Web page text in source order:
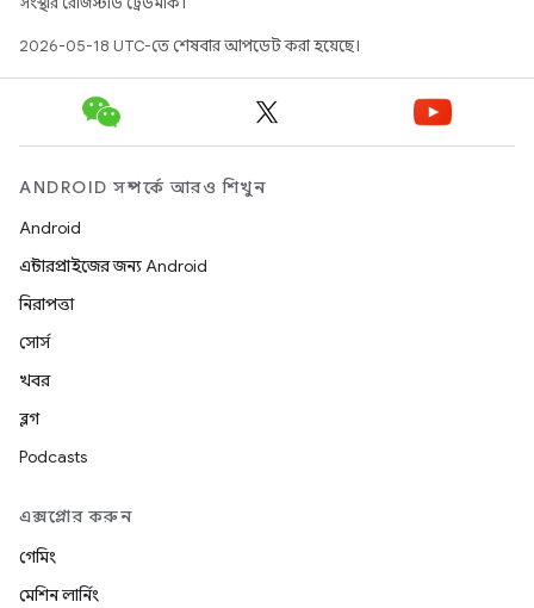
2026-05-18 UTC-তে শেষবার আপডেট করা হয়েছে।
ANDROID সম্পর্কে আরও শিখুন
Android
এন্টারপ্রাইজের জন্য Android
নিরাপত্তা
সোর্স
খবর
ব্লগ
Podcasts
এক্সপ্লোর করুন
গেমিং
মেশিন লার্নিং